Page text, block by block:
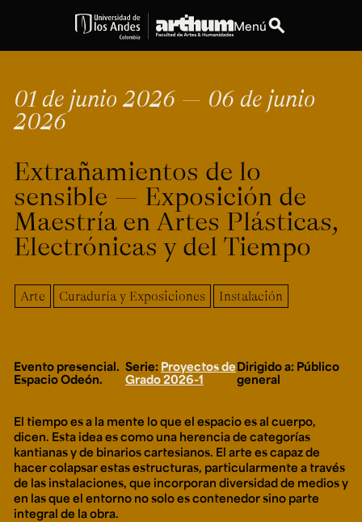
Menúsearch
Personas
Espacios
Explora ArteHum expand_more
Configuración de cookies
Universidad de los Andes | Vigilada Mineducación.
Reconocimiento como universidad: Decreto 1297 del 30
de mayo de 1964. Reconocimiento de personería jurídica:
Calle 19A #1 - 37
Este. Bloque K.
[+57] (601) 339 4949
Ext. 2626
Posgrados
Educación
Ext. 4795
01 de junio 2026 — 06 de junio
2026
Extrañamientos de lo
sensible — Exposición de
Maestría en Artes Plásticas,
Electrónicas y del Tiempo
Arte Curaduría y Exposiciones Instalación
Evento presencial.
Espacio Odeón.
Serie: Proyectos de
Grado 2026-1
Dirigido a: Público
general
El tiempo es a la mente lo que el espacio es al cuerpo,
dicen. Esta idea es como una herencia de categorías
kantianas y de binarios cartesianos. El arte es capaz de
hacer colapsar estas estructuras, particularmente a través
de las instalaciones, que incorporan diversidad de medios y
en las que el entorno no solo es contenedor sino parte
integral de la obra.